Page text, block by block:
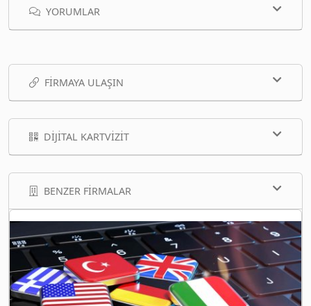
YORUMLAR
FIRMAYA ULAŞIN
DIJITAL KARTVIZIT
BENZER FIRMALAR